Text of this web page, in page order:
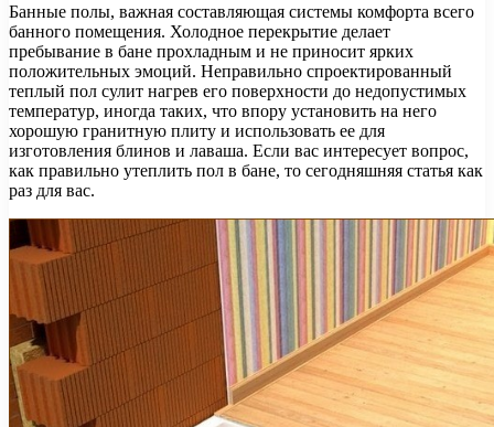
Банные полы, важная составляющая системы комфорта всего
банного помещения. Холодное перекрытие делает
пребывание в бане прохладным и не приносит ярких
положительных эмоций. Неправильно спроектированный
теплый пол сулит нагрев его поверхности до недопустимых
температур, иногда таких, что впору установить на него
хорошую гранитную плиту и использовать ее для
изготовления блинов и лаваша. Если вас интересует вопрос,
как правильно утеплить пол в бане, то сегодняшняя статья как
раз для вас.